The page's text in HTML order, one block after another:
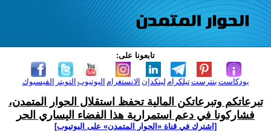
تابعونا على:
الفيسبوك التويتر اليوتيوب الانستغرام لينكدإن تيلكرامبنترست بودكاست
تبرعاتكم وتبرعاتكن المالية تحفظ استقلال الحوار المتمدن،
فشاركونا في دعم استمرارية هذا الفضاء اليساري الحر
[اشترك في قناة ‫«الحوار المتمدن» على اليوتيوب]